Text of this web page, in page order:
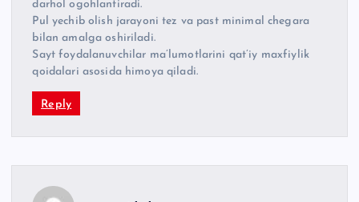
darhol ogohlantiradi.
Pul yechib olish jarayoni tez va past minimal chegara
bilan amalga oshiriladi.
Sayt foydalanuvchilar ma’lumotlarini qat’iy maxfiylik
qoidalari asosida himoya qiladi.
Reply